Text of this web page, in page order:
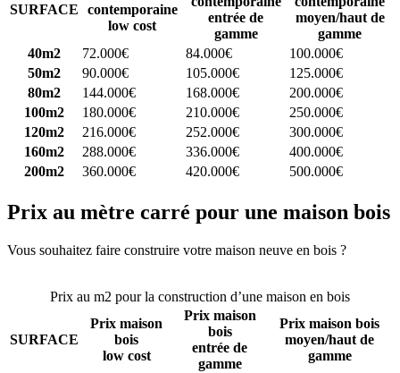
SURFACE
contemporaine
low cost
entrée de
gamme
moyen/haut de
gamme
40m2
72.000€ 84.000€
100.000€
50m2
90.000€ 105.000€
125.000€
80m2
144.000€ 168.000€
200.000€
100m2
180.000€ 210.000€
250.000€
120m2
216.000€ 252.000€
300.000€
160m2
288.000€ 336.000€
400.000€
200m2
360.000€ 420.000€ 500.000€
Prix au mètre carré pour une maison bois
Vous souhaitez faire construire votre maison neuve en bois ?
Prix au m2 pour la construction d’une maison en bois
SURFACE
Prix maison
bois
low cost
Prix maison
bois
entrée de
gamme
Prix maison bois
moyen/haut de
gamme